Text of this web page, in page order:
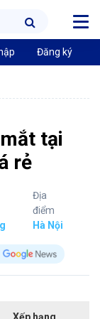
Đăng ký
tại
rẻ
Địa
điểm
Hà Nội